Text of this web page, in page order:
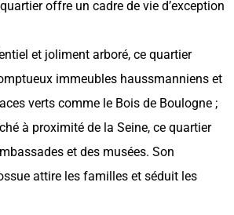
offre un cadre de vie d’exception
et joliment arboré, ce quartier
immeubles haussmanniens et
verts comme le Bois de Boulogne ;
à proximité de la Seine, ce quartier
et des musées. Son
attire les familles et séduit les